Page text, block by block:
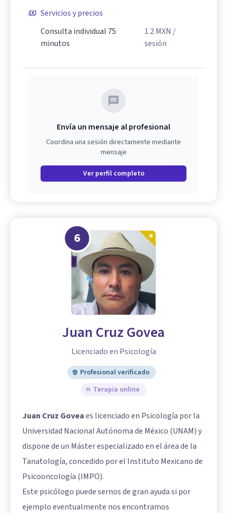
Servicios y precios
Consulta individual 75
minutos
1.2MXN /
sesión
Envía un mensaje al profesional
Coordina una sesión directamente mediante
mensaje
Ver perfil completo
6
Juan Cruz Govea
Licenciado en Psicología
Profesional verificado
Terapia online
Juan Cruz Goveaes licenciado en Psicología por la
Universidad Nacional Autónoma de México (UNAM) y
dispone de un Máster especializado en el área de la
Tanatología, concedido por el Instituto Mexicano de
Psicooncología (IMPO).
Este psicólogo puede sernos de gran ayuda si por
ejemplo eventualmente nos encontramos